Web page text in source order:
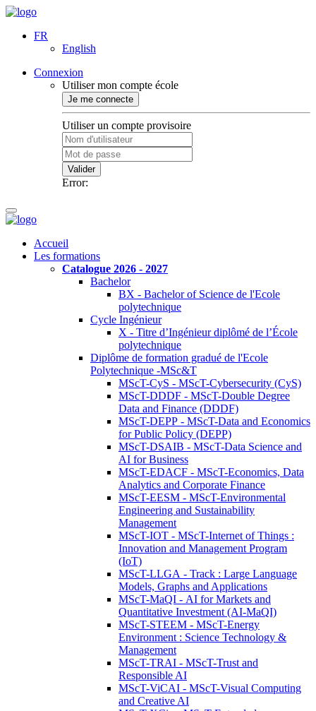
FR
English
Connexion
Utiliser mon compte école
Je me connecte
Utiliser un compte provisoire
Valider
Error:
Accueil
Les formations
Catalogue 2026 - 2027
Bachelor
BX - Bachelor of Science de l'Ecole
polytechnique
Cycle Ingénieur
X - Titre d’Ingénieur diplômé de l’École
polytechnique
Diplôme de formation gradué de l'Ecole
Polytechnique -MSc&T
MScT-CyS - MScT-Cybersecurity (CyS)
MScT-DDDF - MScT-Double Degree
Data and Finance (DDDF)
MScT-DEPP - MScT-Data and Economics
for Public Policy (DEPP)
MScT-DSAIB - MScT-Data Science and
AI for Business
MScT-EDACF - MScT-Economics, Data
Analytics and Corporate Finance
MScT-EESM - MScT-Environmental
Engineering and Sustainability
Management
MScT-IOT - MScT-Internet of Things :
Innovation and Management Program
(IoT)
MScT-LLGA - Track : Large Language
Models, Graphs and Applications
MScT-MaQI - AI for Markets and
Quantitative Investment (AI-MaQI)
MScT-STEEM - MScT-Energy
Environment : Science Technology &
Management
MScT-TRAI - MScT-Trust and
Responsible AI
MScT-ViCAI - MScT-Visual Computing
and Creative AI